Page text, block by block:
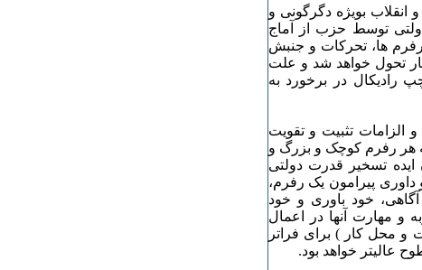
بویژه دگرگونی و
توسط حزب از آماج
ها، تحرکات و جنبش
تحول خواهد شد و علت
رادیکال در برخورد به
تثبیت و تقویت
هر رفرم کوچک و بزرگ و
ایده تسخیر قدرت دولتی
پیرامون یک رفرم،
خود باوری و خود
و مهارت آنها در اعمال
و محل کار ) برای فراتر
عالیتر خواهد بود.